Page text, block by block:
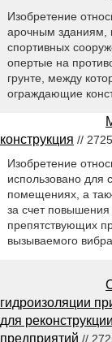
Изобретение
арочным зданиям,
спортивных
опертые на
грунте, между
ограждающие
конструкция //
Изобретение
использовано для
помещениях, а
за счет повышения
препятствующих
вызываемого
гидроизоляции
для
предприятий //